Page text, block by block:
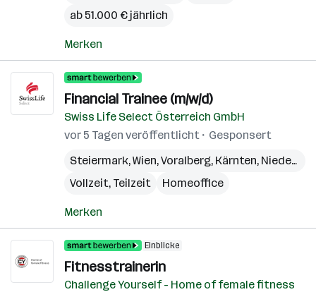
ab 51.000 € jährlich
Merken
Financial Trainee (m/w/d)
Swiss Life Select Österreich GmbH
vor 5 Tagen veröffentlicht
Gesponsert
Steiermark,Wien,Voralberg, Kärnten, Niederösterreich
Vollzeit, Teilzeit
Homeoffice
Merken
Einblicke
Fitnesstrainerin
Challenge Yourself - Home of female fitness